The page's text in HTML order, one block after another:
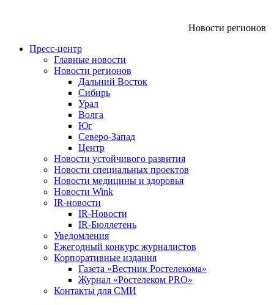
Новости регионов
Пресс-центр
Главные новости
Новости регионов
Дальний Восток
Сибирь
Урал
Волга
Юг
Северо-Запад
Центр
Новости устойчивого развития
Новости специальных проектов
Новости медицины и здоровья
Новости Wink
IR-новости
IR-Новости
IR-Бюллетень
Уведомления
Ежегодный конкурс журналистов
Корпоративные издания
Газета «Вестник Ростелекома»
Журнал «Ростелеком PRO»
Контакты для СМИ